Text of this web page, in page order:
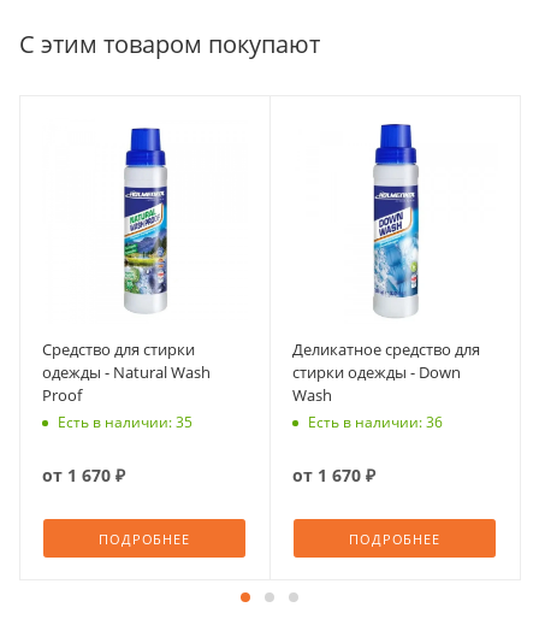
С этим товаром покупают
Средство для стирки
одежды - Natural Wash
Proof
Есть в наличии: 35
от 1 670 ₽
ПОДРОБНЕЕ
Деликатное средство для
стирки одежды - Down
Wash
Есть в наличии: 36
от 1 670 ₽
ПОДРОБНЕЕ